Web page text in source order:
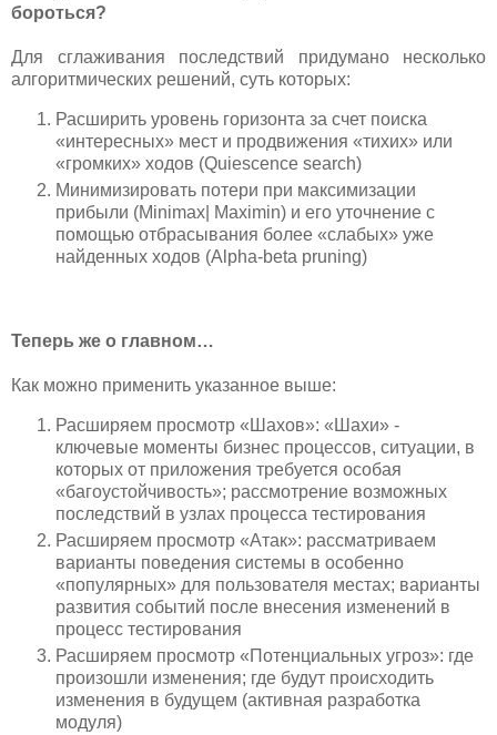
бороться?
Для сглаживания последствий придумано несколько
алгоритмических решений, суть которых:
Расширить уровень горизонта за счет поиска
«интересных» мест и продвижения «тихих» или
«громких» ходов (Quiescence search)
Минимизировать потери при максимизации
прибыли (Minimax| Maximin) и его уточнение с
помощью отбрасывания более «слабых» уже
найденных ходов (Alpha-beta pruning)
Теперь же о главном…
Как можно применить указанное выше:
Расширяем просмотр «Шахов»: «Шахи» -
ключевые моменты бизнес процессов, ситуации, в
которых от приложения требуется особая
«багоустойчивость»; рассмотрение возможных
последствий в узлах процесса тестирования
Расширяем просмотр «Атак»: рассматриваем
варианты поведения системы в особенно
«популярных» для пользователя местах; варианты
развития событий после внесения изменений в
процесс тестирования
Расширяем просмотр «Потенциальных угроз»: где
произошли изменения; где будут происходить
изменения в будущем (активная разработка
модуля)